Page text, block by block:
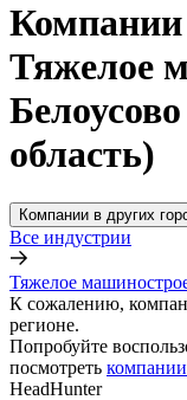
Компании
Тяжелое
область)
Компании в других
Все индустрии
Тяжелое
К сожалению,
регионе.
Попробуйте
посмотреть
HeadHunter